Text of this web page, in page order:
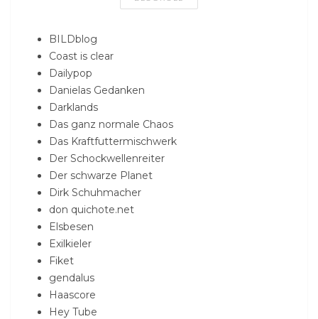
BILDblog
Coast is clear
Dailypop
Danielas Gedanken
Darklands
Das ganz normale Chaos
Das Kraftfuttermischwerk
Der Schockwellenreiter
Der schwarze Planet
Dirk Schuhmacher
don quichote.net
Elsbesen
Exilkieler
Fiket
gendalus
Haascore
Hey Tube